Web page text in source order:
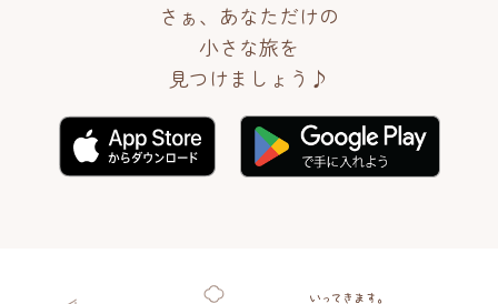
さぁ、あなただけの
小さな旅を
見つけましょう♪